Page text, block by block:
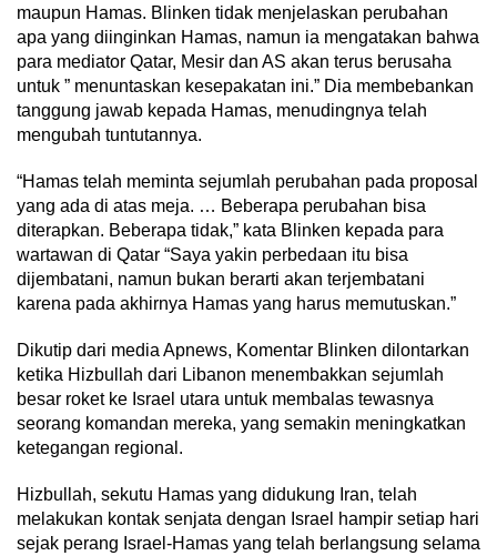
maupun Hamas. Blinken tidak menjelaskan perubahan
apa yang diinginkan Hamas, namun ia mengatakan bahwa
para mediator Qatar, Mesir dan AS akan terus berusaha
untuk ” menuntaskan kesepakatan ini.” Dia membebankan
tanggung jawab kepada Hamas, menudingnya telah
mengubah tuntutannya.
“Hamas telah meminta sejumlah perubahan pada proposal
yang ada di atas meja. … Beberapa perubahan bisa
diterapkan. Beberapa tidak,” kata Blinken kepada para
wartawan di Qatar “Saya yakin perbedaan itu bisa
dijembatani, namun bukan berarti akan terjembatani
karena pada akhirnya Hamas yang harus memutuskan.”
Dikutip dari media Apnews, Komentar Blinken dilontarkan
ketika Hizbullah dari Libanon menembakkan sejumlah
besar roket ke Israel utara untuk membalas tewasnya
seorang komandan mereka, yang semakin meningkatkan
ketegangan regional.
Hizbullah, sekutu Hamas yang didukung Iran, telah
melakukan kontak senjata dengan Israel hampir setiap hari
sejak perang Israel-Hamas yang telah berlangsung selama